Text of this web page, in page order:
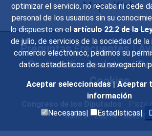
optimizar el servicio, no recaba ni cede
personal de los usuarios sin su
lo dispuesto en elartículo 22.2 de la
de julio, de servicios de la sociedad de
comercio electrónico, pedimos su
datos estadísticos de su navegación
Aceptar seleccionadas | Aceptar
información
Necesarias|
Estadísticas|
Mapa Web
Preguntas Frecuentes|
Protección de datos|
Cookies
- Plaza
núm. 1 - 28014 -